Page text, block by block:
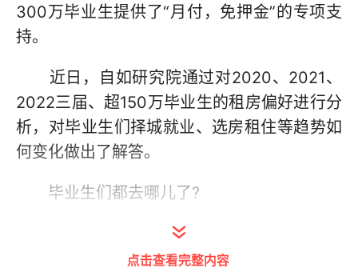
300万毕业生提供了“月付，免押金”的专项支
持。
近日，自如研究院通过对2020、2021、
2022三届、超150万毕业生的租房偏好进行分
析，对毕业生们择城就业、选房租住等趋势如
何变化做出了解答。
毕业生们都去哪儿了?
当有人跟你说，高考填志愿时是不仅选大
学还是选城市，他可能是对的，因为：
点击查看完整内容